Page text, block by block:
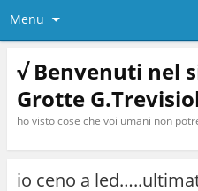
Menu
√ Benvenuti nel
Grotte
ho visto cose che voi umani non
io ceno a